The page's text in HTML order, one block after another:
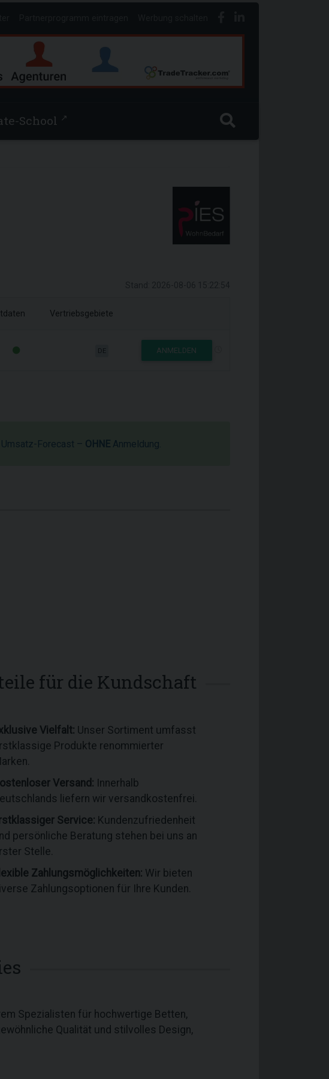
School ↗
Vertriebsgebiete
DE ANMELDEN
Umsatz-Forecast – OHNE Anmeldung.
für die Kundschaft
Vielfalt: Unser Sortiment umfasst
Produkte renommierter
Versand: Innerhalb
liefern wir versandkostenfrei.
Service: Kundenzufriedenheit
persönliche Beratung stehen bei uns an
Stelle.
Zahlungsmöglichkeiten: Wir bieten
Zahlungsoptionen für Ihre Kunden.
Spezialisten für hochwertige Betten,
Qualität und stilvolles Design,